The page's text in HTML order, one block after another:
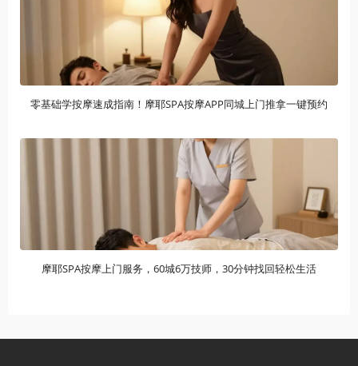
零基础学按摩速成指南！摩耶SPA按摩APP同城上门推拿一键预约
摩耶SPA按摩上门服务，60城6万技师，30分钟找回轻松生活